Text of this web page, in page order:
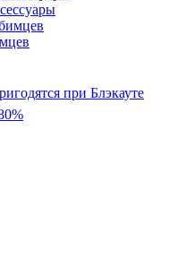
при Блэкауте